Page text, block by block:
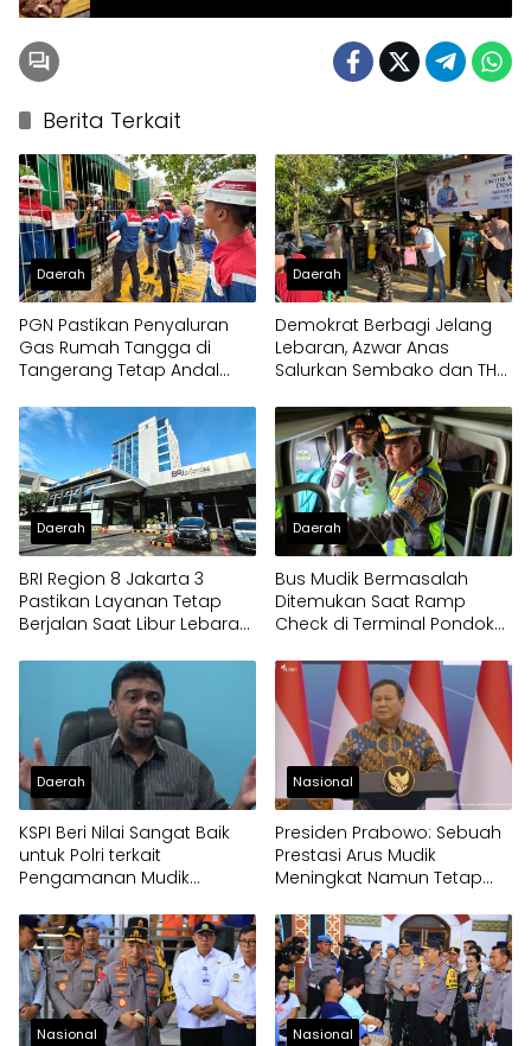
Berita Terkait
Daerah
PGN Pastikan Penyaluran
Gas Rumah Tangga di
Tangerang Tetap Andal
Daerah
Demokrat Berbagi Jelang
Lebaran, Azwar Anas
Salurkan Sembako dan THR
Daerah
BRI Region 8 Jakarta 3
Pastikan Layanan Tetap
Berjalan Saat Libur Lebaran,
CRM, BRImo dan ATM
Daerah
Bus Mudik Bermasalah
Ditemukan Saat Ramp
Check di Terminal Pondok
Daerah
KSPI Beri Nilai Sangat Baik
untuk Polri terkait
Pengamanan Mudik
Nasional
Presiden Prabowo: Sebuah
Prestasi Arus Mudik
Meningkat Namun Tetap
Nasional Nasional